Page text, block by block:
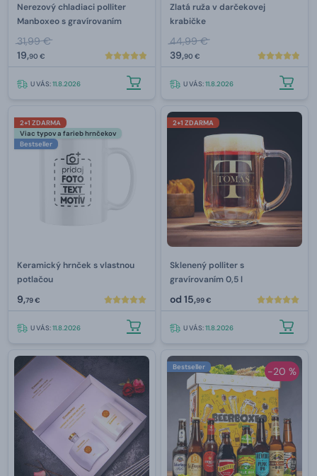
Nerezový chladiaci polliter
Manboxeo s gravírovaním
31,99 €
19,90 €
U VÁS:11.8.2026
Zlatá ruža v darčekovej
krabičke
44,99 €
39,90 €
U VÁS:11.8.2026
2+1 ZDARMA
Viac typov a farieb hrnčekov
Bestseller
Keramický hrnček s vlastnou
potlačou
9,79 €
U VÁS:11.8.2026
2+1 ZDARMA
Sklenený polliter s
gravírovaním 0,5 l
od 15,99 €
U VÁS:11.8.2026
-20 %
Bestseller